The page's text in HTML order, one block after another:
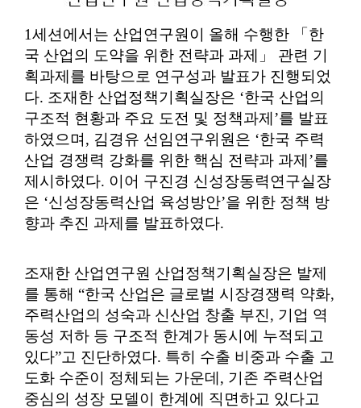
1세션에서는 산업연구원이 올해 수행한 「한
국 산업의 도약을 위한 전략과 과제 」 관련 기
획과제를 바탕으로 연구성과 발표가 진행되었
다. 조재한 산업정책기획실장은 ‘한국 산업의
구조적 현황과 주요 도전 및 정책과제’를 발표
하였으며, 김경유 선임연구위원은 ‘한국 주력
산업 경쟁력 강화를 위한 핵심 전략과 과제’를
제시하였다. 이어 구진경 신성장동력연구실장
은 ‘신성장동력산업 육성방안’을 위한 정책 방
향과 추진 과제를 발표하였다.
조재한 산업연구원 산업정책기획실장은 발제
를 통해 “한국 산업은 글로벌 시장경쟁력 약화,
주력산업의 성숙과 신산업 창출 부진, 기업 역
동성 저하 등 구조적 한계가 동시에 누적되고
있다”고 진단하였다. 특히 수출 비중과 수출 고
도화 수준이 정체되는 가운데, 기존 주력산업
중심의 성장 모델이 한계에 직면하고 있다고